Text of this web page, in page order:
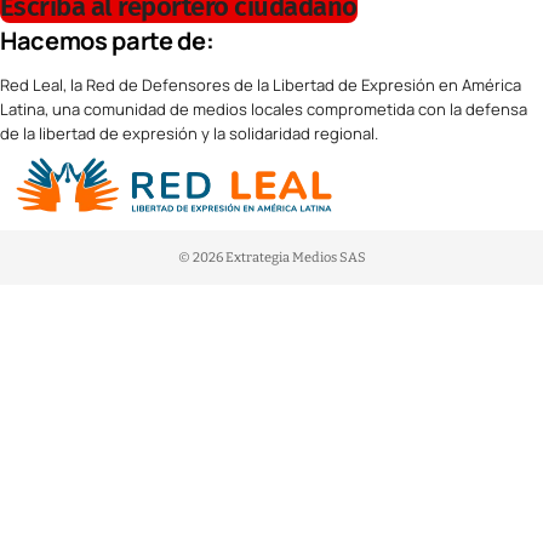
Hacemos parte de:
Red Leal, la Red de Defensores de la Libertad de Expresión en América
Latina, una comunidad de medios locales comprometida con la defensa
de la libertad de expresión y la solidaridad regional.
© 2026 Extrategia Medios SAS